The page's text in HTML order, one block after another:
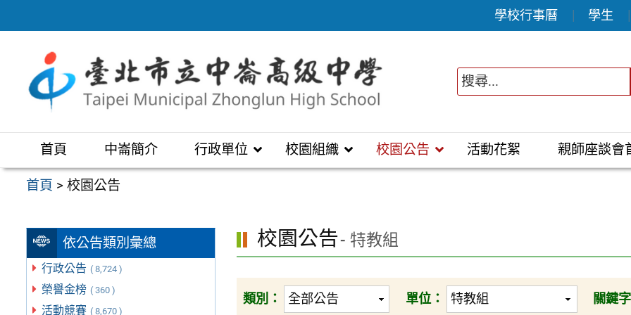
至
區
學校行事曆 學生
首頁 中崙簡介 行政單位 校園組織 校園公告 活動花絮 親師座談會
首頁 >校園公告
依公告類別彙總
行政公告 ( 8,724 )
榮譽金榜 ( 360 )
活動競賽 ( 8,670 )
校園公告- 特教組
類別： 單位： 關鍵